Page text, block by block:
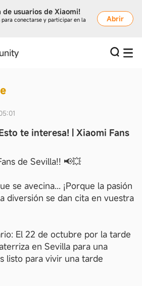
de usuarios de Xiaomi!
conectarse y participar en la
Abrir
e
te interesa! | Xiaomi Fans
de Sevilla!! 📢💥
se avecina... ¡Porque la pasión
diversión se dan cita en vuestra
El 22 de octubre por la tarde
en Sevilla para una
listo para vivir una tarde